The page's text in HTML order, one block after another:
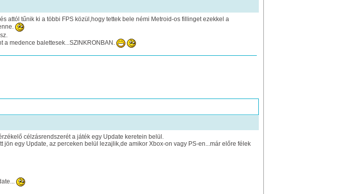
attól tűnik ki a többi FPS közül,hogy tettek bele némi Metroid-os fillinget ezekkel a
a medence balettesek...SZINKRONBAN.
célzásrendszerét a játék egy Update keretein belül.
jön egy Update, az perceken belül lezajlik,de amikor Xbox-on vagy PS-en...már előre félek